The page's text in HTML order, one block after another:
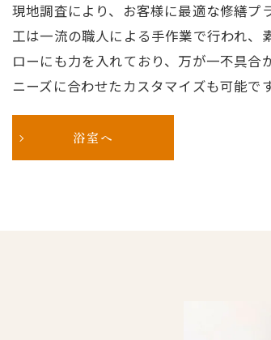
現地調査により、お客様に最適な修繕プ
工は一流の職人による手作業で行われ、
ローにも力を入れており、万が一不具
ニーズに合わせたカスタマイズも可能で
浴室へ